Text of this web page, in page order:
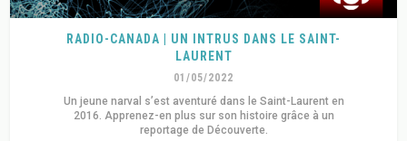
RADIO-CANADA | UN INTRUS DANS LE SAINT-
LAURENT
01/05/2022
Un jeune narval s’est aventuré dans le Saint-Laurent en
2016. Apprenez-en plus sur son histoire grâce à un
reportage de Découverte.